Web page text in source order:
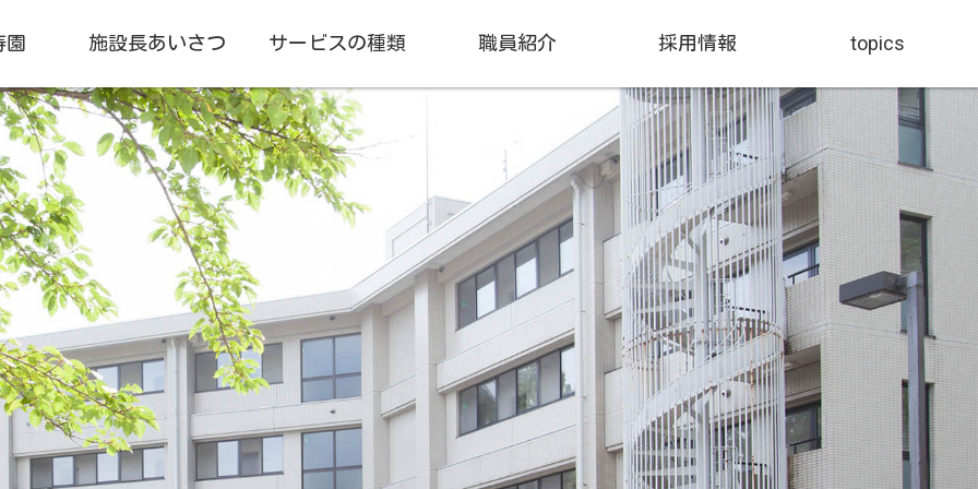
園 施設長あいさつ サービスの種類 職員紹介 採用情報 topics